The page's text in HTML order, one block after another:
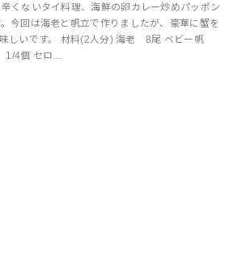
くないタイ料理、海鮮の卵カレー炒めパッポン
今回は海老と帆立で作りましたが、豪華に蟹を
しいです。 材料(2人分) 海老 8尾 ベビー帆
4個 セロ…